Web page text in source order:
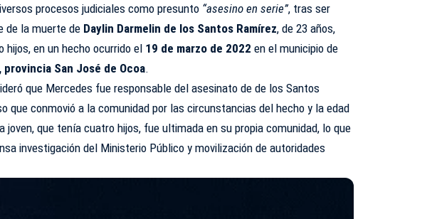
procesos judiciales como presunto “asesino en serie”, tras ser
de la muerte de Daylin Darmelin de los Santos Ramírez, de 23 años,
hijos, en un hecho ocurrido el 19 de marzo de 2022 en el municipio de
provincia San José de Ocoa.
que Mercedes fue responsable del asesinato de de los Santos
que conmovió a la comunidad por las circunstancias del hecho y la edad
joven, que tenía cuatro hijos, fue ultimada en su propia comunidad, lo que
investigación del Ministerio Público y movilización de autoridades